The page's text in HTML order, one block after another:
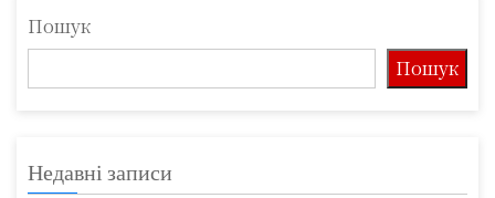
Пошук
Пошук
Недавні записи